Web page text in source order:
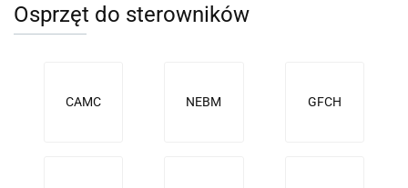
Osprzęt do sterowników
CAMC NEBM GFCH